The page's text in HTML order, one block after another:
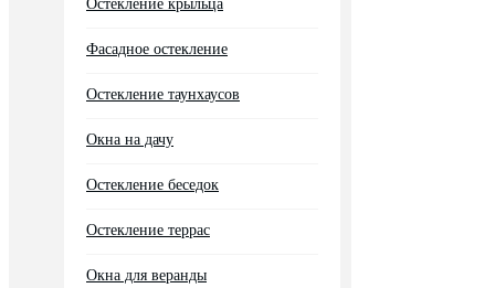
Остекление крыльца
Фасадное остекление
Остекление таунхаусов
Окна на дачу
Остекление беседок
Остекление террас
Окна для веранды